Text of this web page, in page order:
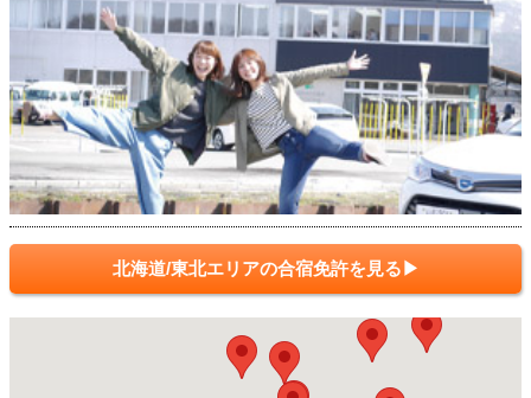
北海道/東北エリアの合宿免許を見る